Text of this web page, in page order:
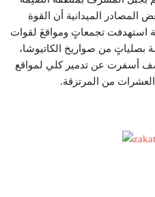
المصادر الميدانية أن القوة
استهدفت تجمعاتٍ ومواقعَ لقوات
بصلياتٍ من صواريخ الكاتيوشا،
أسفرت عن تدمير كلي لمواقع
من المرتزقة.